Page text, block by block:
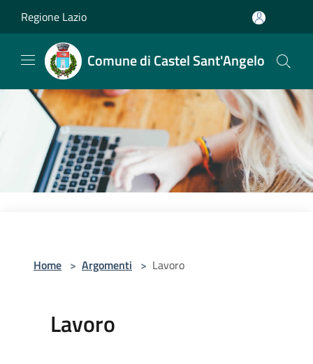
Regione Lazio
Comune di Castel Sant'Angelo
Home > Argomenti > Lavoro
Lavoro